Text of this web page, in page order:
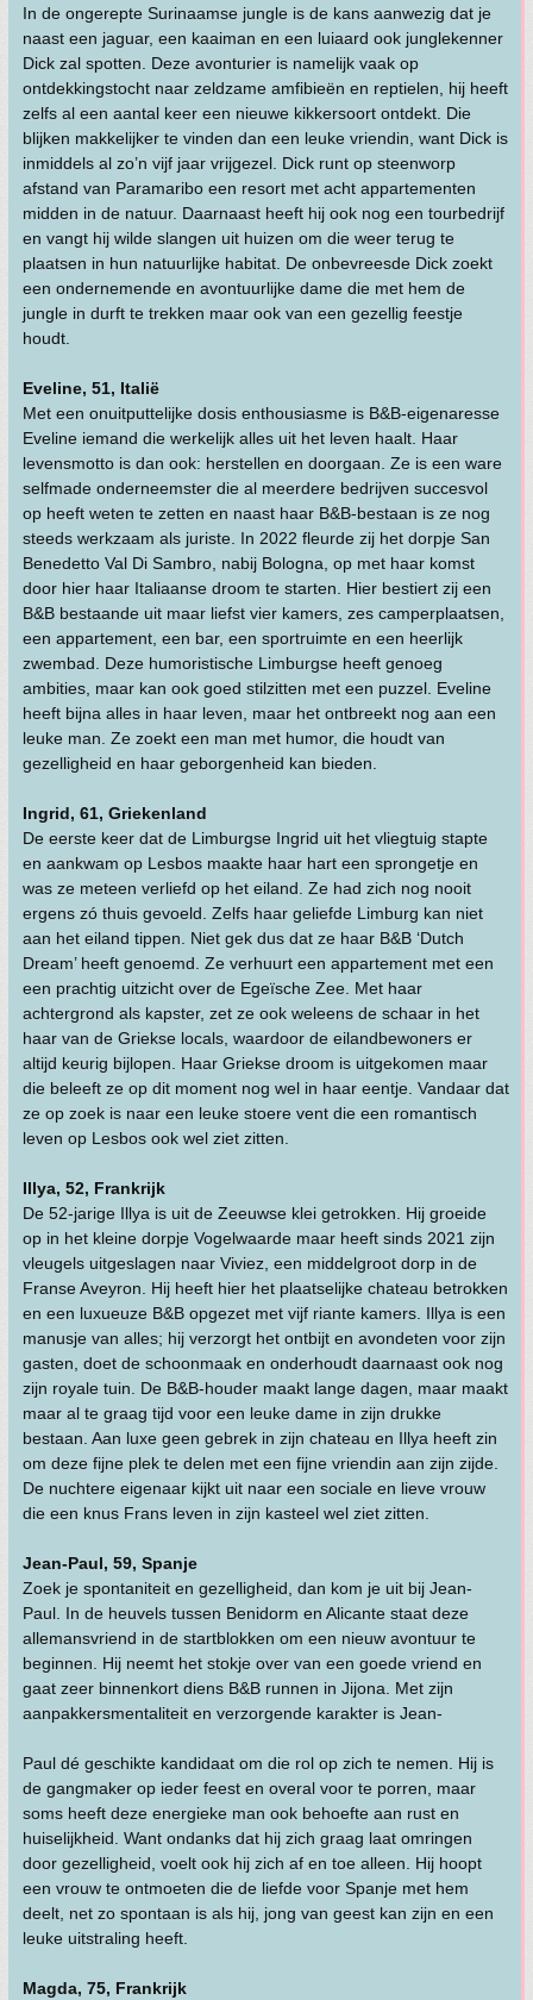
In de ongerepte Surinaamse jungle is de kans aanwezig dat je
naast een jaguar, een kaaiman en een luiaard ook junglekenner
Dick zal spotten. Deze avonturier is namelijk vaak op
ontdekkingstocht naar zeldzame amfibieën en reptielen, hij heeft
zelfs al een aantal keer een nieuwe kikkersoort ontdekt. Die
blijken makkelijker te vinden dan een leuke vriendin, want Dick is
inmiddels al zo’n vijf jaar vrijgezel. Dick runt op steenworp
afstand van Paramaribo een resort met acht appartementen
midden in de natuur. Daarnaast heeft hij ook nog een tourbedrijf
en vangt hij wilde slangen uit huizen om die weer terug te
plaatsen in hun natuurlijke habitat. De onbevreesde Dick zoekt
een ondernemende en avontuurlijke dame die met hem de
jungle in durft te trekken maar ook van een gezellig feestje
houdt.
Eveline, 51, Italië
Met een onuitputtelijke dosis enthousiasme is B&B-eigenaresse
Eveline iemand die werkelijk alles uit het leven haalt. Haar
levensmotto is dan ook: herstellen en doorgaan. Ze is een ware
selfmade onderneemster die al meerdere bedrijven succesvol
op heeft weten te zetten en naast haar B&B-bestaan is ze nog
steeds werkzaam als juriste. In 2022 fleurde zij het dorpje San
Benedetto Val Di Sambro, nabij Bologna, op met haar komst
door hier haar Italiaanse droom te starten. Hier bestiert zij een
B&B bestaande uit maar liefst vier kamers, zes camperplaatsen,
een appartement, een bar, een sportruimte en een heerlijk
zwembad. Deze humoristische Limburgse heeft genoeg
ambities, maar kan ook goed stilzitten met een puzzel. Eveline
heeft bijna alles in haar leven, maar het ontbreekt nog aan een
leuke man. Ze zoekt een man met humor, die houdt van
gezelligheid en haar geborgenheid kan bieden.
Ingrid, 61, Griekenland
De eerste keer dat de Limburgse Ingrid uit het vliegtuig stapte
en aankwam op Lesbos maakte haar hart een sprongetje en
was ze meteen verliefd op het eiland. Ze had zich nog nooit
ergens zó thuis gevoeld. Zelfs haar geliefde Limburg kan niet
aan het eiland tippen. Niet gek dus dat ze haar B&B ‘Dutch
Dream’ heeft genoemd. Ze verhuurt een appartement met een
een prachtig uitzicht over de Egeïsche Zee. Met haar
achtergrond als kapster, zet ze ook weleens de schaar in het
haar van de Griekse locals, waardoor de eilandbewoners er
altijd keurig bijlopen. Haar Griekse droom is uitgekomen maar
die beleeft ze op dit moment nog wel in haar eentje. Vandaar dat
ze op zoek is naar een leuke stoere vent die een romantisch
leven op Lesbos ook wel ziet zitten.
Illya, 52, Frankrijk
De 52-jarige Illya is uit de Zeeuwse klei getrokken. Hij groeide
op in het kleine dorpje Vogelwaarde maar heeft sinds 2021 zijn
vleugels uitgeslagen naar Viviez, een middelgroot dorp in de
Franse Aveyron. Hij heeft hier het plaatselijke chateau betrokken
en een luxueuze B&B opgezet met vijf riante kamers. Illya is een
manusje van alles; hij verzorgt het ontbijt en avondeten voor zijn
gasten, doet de schoonmaak en onderhoudt daarnaast ook nog
zijn royale tuin. De B&B-houder maakt lange dagen, maar maakt
maar al te graag tijd voor een leuke dame in zijn drukke
bestaan. Aan luxe geen gebrek in zijn chateau en Illya heeft zin
om deze fijne plek te delen met een fijne vriendin aan zijn zijde.
De nuchtere eigenaar kijkt uit naar een sociale en lieve vrouw
die een knus Frans leven in zijn kasteel wel ziet zitten.
Jean-Paul, 59, Spanje
Zoek je spontaniteit en gezelligheid, dan kom je uit bij Jean-
Paul. In de heuvels tussen Benidorm en Alicante staat deze
allemansvriend in de startblokken om een nieuw avontuur te
beginnen. Hij neemt het stokje over van een goede vriend en
gaat zeer binnenkort diens B&B runnen in Jijona. Met zijn
aanpakkersmentaliteit en verzorgende karakter is Jean-
Paul dé geschikte kandidaat om die rol op zich te nemen. Hij is
de gangmaker op ieder feest en overal voor te porren, maar
soms heeft deze energieke man ook behoefte aan rust en
huiselijkheid. Want ondanks dat hij zich graag laat omringen
door gezelligheid, voelt ook hij zich af en toe alleen. Hij hoopt
een vrouw te ontmoeten die de liefde voor Spanje met hem
deelt, net zo spontaan is als hij, jong van geest kan zijn en een
leuke uitstraling heeft.
Magda, 75, Frankrijk